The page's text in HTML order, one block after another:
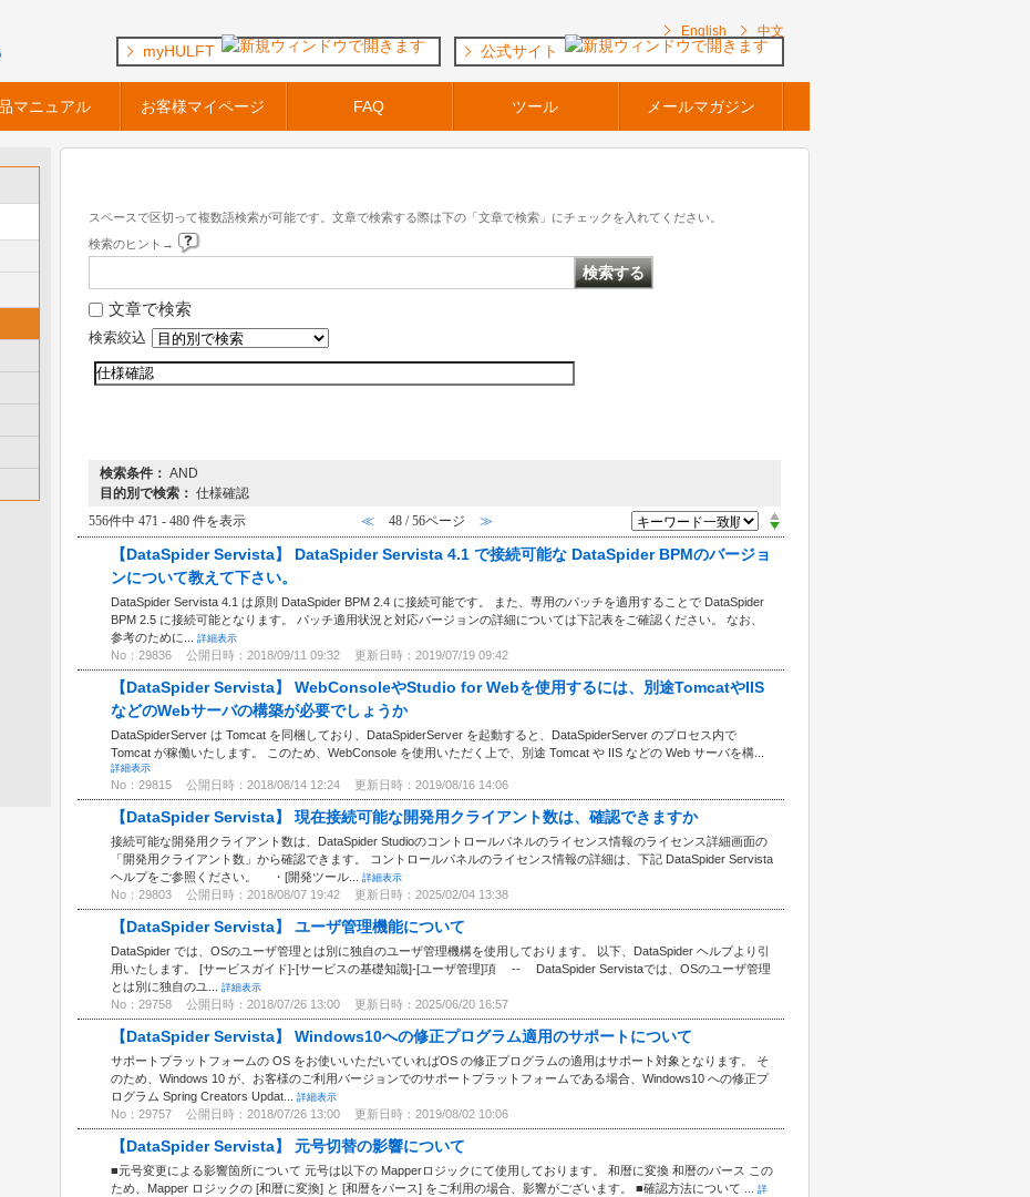
English 中文
マニュアル お客様マイページ FAQ ツール メールマガジン
myHULFT 公式サイト
スペースで区切って複数語検索が可能です。文章で検索する際は下の「文章で検索」にチェックを入れてください。
検索のヒント→
文章で検索
検索絞込
検索条件： AND
目的別で検索： 仕様確認
556件中 471 - 480 件を表示
≪ 48 / 56ページ ≫
【DataSpider Servista】 DataSpider Servista 4.1 で接続可能な DataSpider BPMのバージョ
ンについて教えて下さい。
DataSpider Servista 4.1 は原則 DataSpider BPM 2.4 に接続可能です。 また、専用のパッチを適用することで DataSpider
BPM 2.5 に接続可能となります。 パッチ適用状況と対応バージョンの詳細については下記表をご確認ください。 なお、
参考のために...
詳細表示
No：29836 公開日時：2018/09/11 09:32 更新日時：2019/07/19 09:42
【DataSpider Servista】 WebConsoleやStudio for Webを使用するには、別途TomcatやIIS
などのWebサーバの構築が必要でしょうか
DataSpiderServer は Tomcat を同梱しており、DataSpiderServer を起動すると、DataSpiderServer のプロセス内で
Tomcat が稼働いたします。 このため、WebConsole を使用いただく上で、別途 Tomcat や IIS などの Web サーバを構...
詳細表示
No：29815 公開日時：2018/08/14 12:24 更新日時：2019/08/16 14:06
【DataSpider Servista】 現在接続可能な開発用クライアント数は、確認できますか
接続可能な開発用クライアント数は、DataSpider Studioのコントロールパネルのライセンス情報のライセンス詳細画面の
「開発用クライアント数」から確認できます。 コントロールパネルのライセンス情報の詳細は、下記 DataSpider Servista
ヘルプをご参照ください。 ・[開発ツール...
詳細表示
No：29803 公開日時：2018/08/07 19:42 更新日時：2025/02/04 13:38
【DataSpider Servista】 ユーザ管理機能について
DataSpider では、OSのユーザ管理とは別に独自のユーザ管理機構を使用しております。 以下、DataSpider ヘルプより引
用いたします。 [サービスガイド]-[サービスの基礎知識]-[ユーザ管理]項 -- DataSpider Servistaでは、OSのユーザ管理
とは別に独自のユ...
詳細表示
No：29758 公開日時：2018/07/26 13:00 更新日時：2025/06/20 16:57
【DataSpider Servista】 Windows10への修正プログラム適用のサポートについて
サポートプラットフォームの OS をお使いいただいていればOS の修正プログラムの適用はサポート対象となります。 そ
のため、Windows 10 が、お客様のご利用バージョンでのサポートプラットフォームである場合、Windows10 への修正プ
ログラム Spring Creators Updat...
詳細表示
No：29757 公開日時：2018/07/26 13:00 更新日時：2019/08/02 10:06
【DataSpider Servista】 元号切替の影響について
■元号変更による影響箇所について 元号は以下の Mapperロジックにて使用しております。 和暦に変換 和暦のパース この
ため、Mapper ロジックの [和暦に変換] と [和暦をパース] をご利用の場合、影響がございます。 ■確認方法について ...
詳